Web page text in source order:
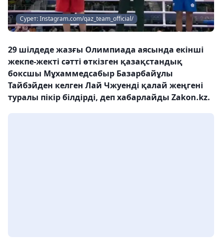
Сурет: Instagram.com/qaz_team_official/
29 шілдеде жазғы Олимпиада аясында екінші
жекпе-жекті сәтті өткізген қазақстандық
боксшы Мұхаммедсабыр Базарбайұлы
Тайбэйден келген Лай Чжуенді қалай жеңгені
туралы пікір білдірді, деп хабарлайды Zakon.kz.